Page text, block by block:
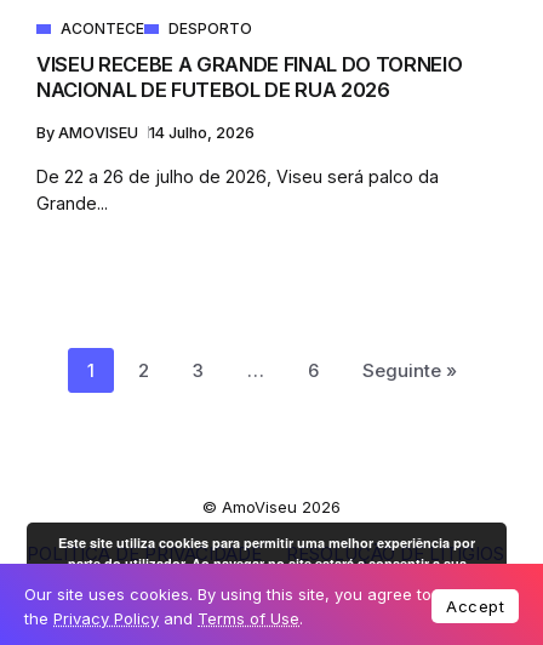
ACONTECE DESPORTO
VISEU RECEBE A GRANDE FINAL DO TORNEIO
NACIONAL DE FUTEBOL DE RUA 2026
By AMOVISEU 14 Julho, 2026
De 22 a 26 de julho de 2026, Viseu será palco da
Grande...
1 2 3 … 6 Seguinte »
© AmoViseu 2026
POLÍTICA DE PRIVACIDADE
RESOLUÇÃO DE LITÍGIOS
Our site uses cookies. By using this site, you agree to
the Privacy Policy and Terms of Use.
Accept
Este site utiliza cookies para permitir uma melhor experiência por
parte do utilizador. Ao navegar no site estará a consentir a sua
utilização.Mais informação OK